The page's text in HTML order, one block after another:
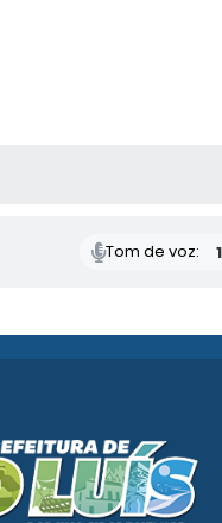
Tom de voz: